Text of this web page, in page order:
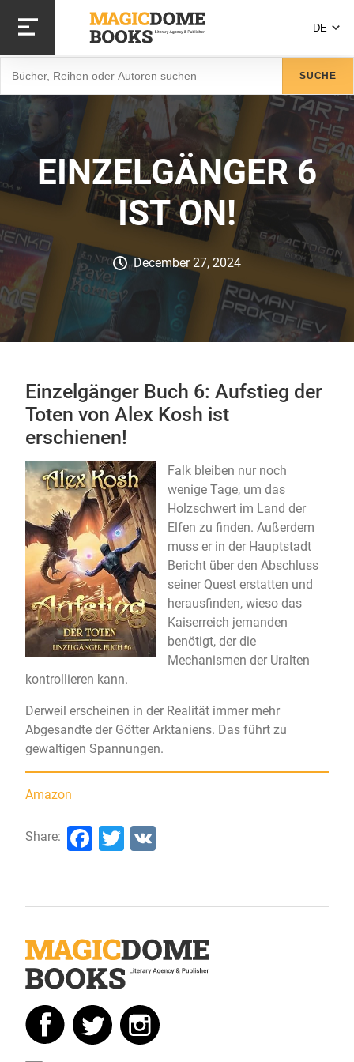
zum
Inhalt
DE
SUCHE
EINZELGÄNGER 6
IST ON!
December 27, 2024
Einzelgänger Buch 6: Aufstieg der
Toten von Alex Kosh ist
erschienen!
Falk bleiben nur noch
wenige Tage, um das
Holzschwert im Land der
Elfen zu finden. Außerdem
muss er in der Hauptstadt
Bericht über den Abschluss
seiner Quest erstatten und
herausfinden, wieso das
Kaiserreich jemanden
benötigt, der die
Mechanismen der Uralten
kontrollieren kann.
Derweil erscheinen in der Realität immer mehr
Abgesandte der Götter Arktaniens. Das führt zu
gewaltigen Spannungen.
Amazon
Share: Facebook
Twitter